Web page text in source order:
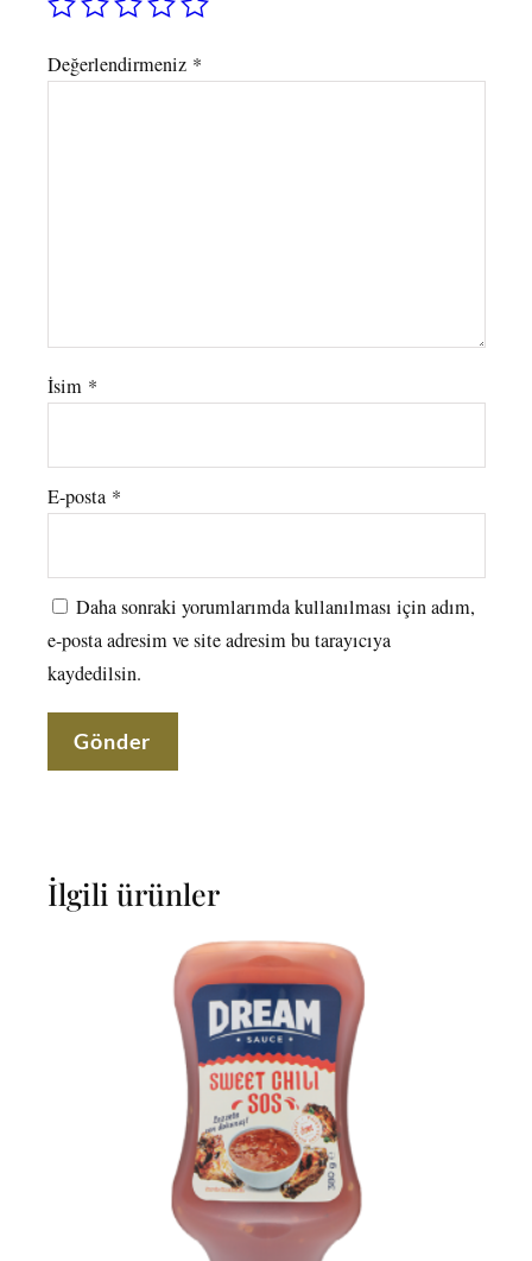
Değerlendirmeniz *
İsim *
E-posta *
Daha sonraki yorumlarımda kullanılması için adım,
e-posta adresim ve site adresim bu tarayıcıya
kaydedilsin.
İlgili ürünler